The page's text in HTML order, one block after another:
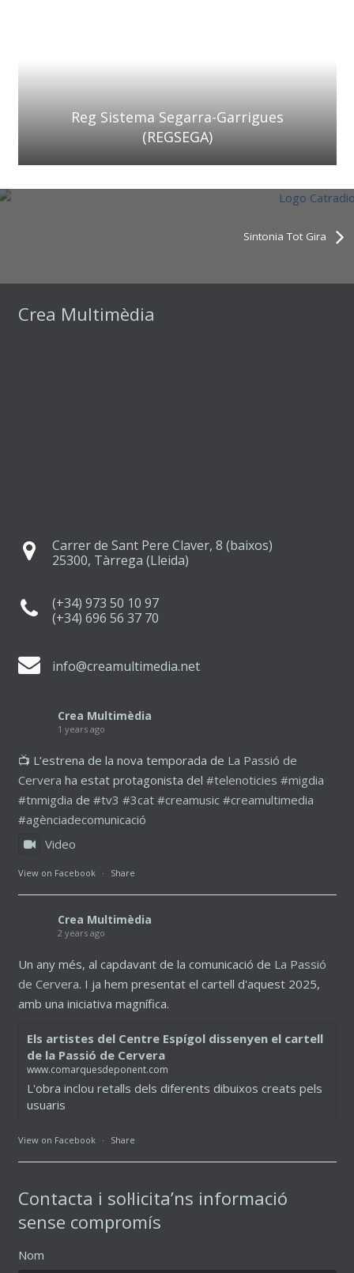
Reg Sistema Segarra-Garrigues
(REGSEGA)
Sintonia Tot Gira
Crea Multimèdia
Carrer de Sant Pere Claver, 8 (baixos)
25300, Tàrrega (Lleida)
(+34) 973 50 10 97
(+34) 696 56 37 70
info@creamultimedia.net
Crea Multimèdia
1 years ago
📺 L’estrena de la nova temporada de La Passió de
Cervera ha estat protagonista del #telenoticies #migdia
#tnmigdia de #tv3 #3cat #creamusic #creamultimedia
#agènciadecomunicació
Video
View on Facebook · Share
Crea Multimèdia
2 years ago
Un any més, al capdavant de la comunicació de La Passió
de Cervera. I ja hem presentat el cartell d'aquest 2025,
amb una iniciativa magnífica.
Els artistes del Centre Espígol dissenyen el cartell
de la Passió de Cervera
www.comarquesdeponent.com
L'obra inclou retalls dels diferents dibuixos creats pels
usuaris
View on Facebook · Share
Contacta i sol·licita’ns informació
sense compromís
Nom